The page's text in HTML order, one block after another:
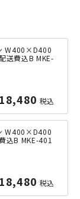
W400×D400
送費込B MKE-
18,480 税込
W400×D400
込B MKE-401
18,480 税込